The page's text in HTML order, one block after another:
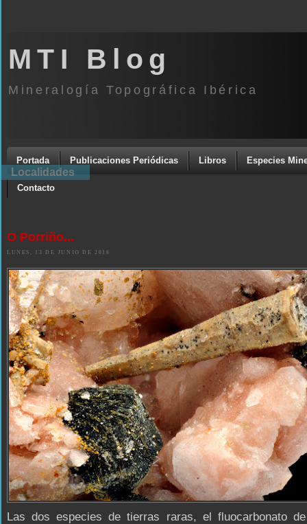
MTI Blog
Mineralogía Topográfica Ibérica
Portada Publicaciones Periódicas Libros Especies
Contacto
O Porriño...
LUNES, 13 DE JUNIO DE 2016
Las dos especies de tierras raras, el fluocarbonato
Localidades